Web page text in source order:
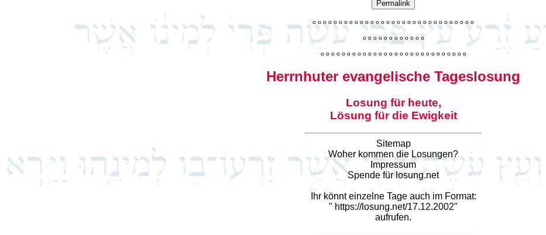
Permalink
o o o o o o o o o o o o o o o o o o o o o o o o o o o o o o o
o o o o o o o o o o o o
o o o o o o o o o o o o o o o o o o o o o o o o o o o o
Herrnhuter evangelische Tageslosung
Losung für heute,
Lösung für die Ewigkeit
Sitemap
Woher kommen die Losungen?
Impressum
Spende für losung.net
Ihr könnt einzelne Tage auch im Format:
" https://losung.net/17.12.2002"
aufrufen.